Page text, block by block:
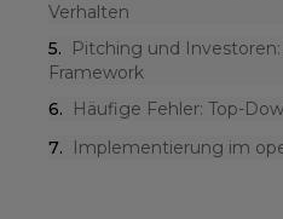
Verhalten
5.
Pitching und
Framework
6.
Häufige Fehler: Top-
7. Implementierung im